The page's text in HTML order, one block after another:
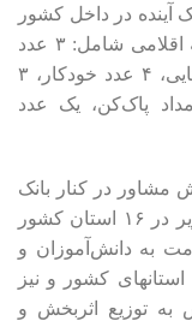
آینده در داخل کشور
تولید و بسته بندی شده است. در هر بسته اقلامی شامل: ۳ عدد
دفترچه ۶۰ برگ، یک بسته مدادرنگی ۱۲ تایی، ۴ عدد خودکار، ۳
مداد تراش، ۲ عدد مداد پاک‌کن، یک عدد
مشاور در کنار بانک
آینده در رابطه با نحوه‌ی توزیع لوازم التحریر در ۱۶ استان کشور
به دانش‌آموزان و
کشور و نیز
به توزیع اثربخش و